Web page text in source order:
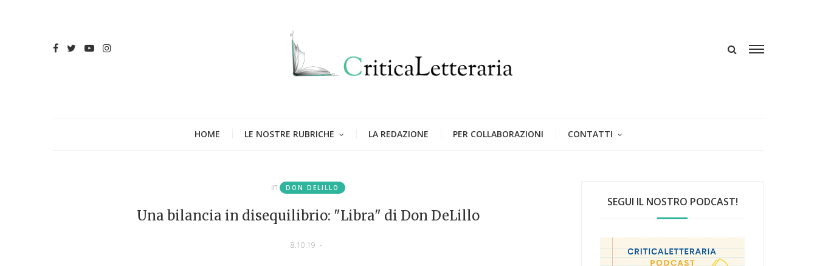
HOME LE NOSTRE RUBRICHE LA REDAZIONE PER COLLABORAZIONI CONTATTI
in DON DELILLO
Una bilancia in disequilibrio: "Libra" di Don DeLillo
8.10.19 -
SEGUI IL NOSTRO PODCAST!